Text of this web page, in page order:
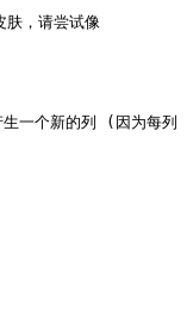
，请尝试像
一个新的列 (因为每列